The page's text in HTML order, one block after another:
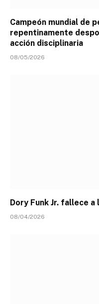
Campeón mundial de
repentinamente
acción disciplinaria
08/05/2026
Dory Funk Jr. fallece a
08/04/2026